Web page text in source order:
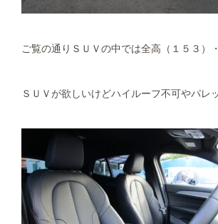
ご覧の通りＳＵＶの中では全高（１５３）
ＳＵＶが欲しいけどハイルーフ不可やパ